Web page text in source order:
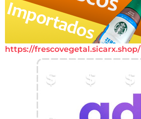
https://frescovegetal.sicarx.shop/